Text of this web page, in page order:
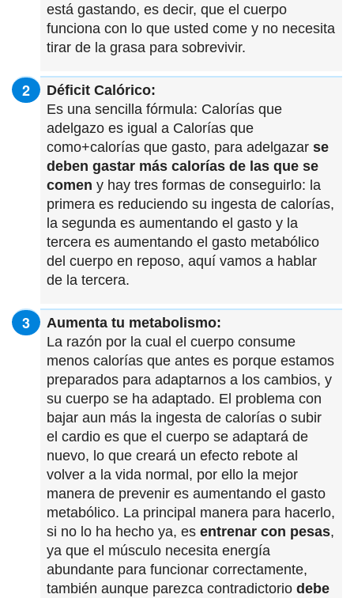
está gastando, es decir, que el cuerpo
funciona con lo que usted come y no necesita
tirar de la grasa para sobrevivir.
Déficit Calórico:
Es una sencilla fórmula: Calorías que
adelgazo es igual a Calorías que
como+calorías que gasto, para adelgazar se
deben gastar más calorías de las que se
comen y hay tres formas de conseguirlo: la
primera es reduciendo su ingesta de calorías,
la segunda es aumentando el gasto y la
tercera es aumentando el gasto metabólico
del cuerpo en reposo, aquí vamos a hablar
de la tercera.
Aumenta tu metabolismo:
La razón por la cual el cuerpo consume
menos calorías que antes es porque estamos
preparados para adaptarnos a los cambios, y
su cuerpo se ha adaptado. El problema con
bajar aun más la ingesta de calorías o subir
el cardio es que el cuerpo se adaptará de
nuevo, lo que creará un efecto rebote al
volver a la vida normal, por ello la mejor
manera de prevenir es aumentando el gasto
metabólico. La principal manera para hacerlo,
si no lo ha hecho ya, es entrenar con pesas,
ya que el músculo necesita energía
abundante para funcionar correctamente,
también aunque parezca contradictorio debe